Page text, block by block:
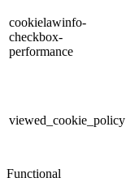
cookielawinfo-
checkbox-
performance
viewed_cookie_policy
Functional